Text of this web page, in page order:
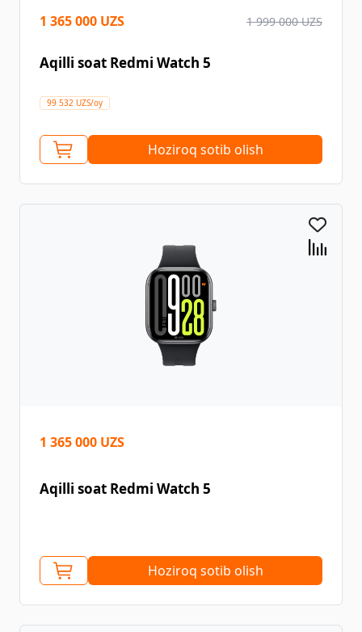
1 365 000 UZS 1 999 000 UZS
Aqilli soat Redmi Watch 5
99 532 UZS/oy
Hoziroq sotib olish
1 365 000 UZS
Aqilli soat Redmi Watch 5
Hoziroq sotib olish